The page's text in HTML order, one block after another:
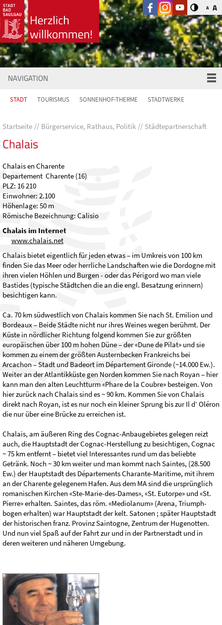
A A
NAVIGATION
STADT TOURISMUS SONNENHOF-THERME STADTWERKE
Startseite Bürgerservice, Rathaus, Politik Städtepartnerschaft
Chalais
Chalais en Charente
Departement Charente (16)
PLZ: 16 210
Einwohner: 2.100
Höhenlage: 50 m
Römische Bezeichnung: Calisio
Chalais im Internet
www.chalais.net
Chalais bietet eigentlich für jeden etwas – im Umkreis von 100 km
finden Sie das Meer oder herrliche Landschaften wie die Dordogne mit
ihren vielen Höhlen und Burgen - oder das Périgord wo man viele
Bastides (typische Städtchen die an die engl. Besatzung erinnern)
besichtigen kann.
Ca. 70 km südwestlich von Chalais kommen Sie nach St. Emilion und
Bordeaux – Beide Städte nicht nur ihres Weines wegen berühmt. Der
Küste in nördlicher Richtung folgend kommen Sie zur größten
europäischen über 100 m hohen Düne – der «Dune de Pilat» und sie
kommen zu einem der größten Austernbecken Frankreichs bei
Arcachon – Stadt und Badeort im Département Gironde (~14.000 Ew.).
Weiter an der Atlantikküste gen Norden kommen Sie nach Royan – hier
kann man den alten Leuchtturm «Phare de la Coubre» besteigen. Von
hier zurück nach Chalais sind es ~ 90 km. Kommen Sie von Chalais
direkt nach Royan, ist es nur noch ein kleiner Sprung bis zur Il d’ Oléron
die nur über eine Brücke zu erreichen ist.
Chalais, am äußeren Ring des Cognac-Anbaugebietes gelegen reizt
auch, die Hauptstadt der Cognac-Herstellung zu besichtigen, Cognac
~ 75 km entfernt – bietet viel Interessantes rund um das beliebte
Getränk. Noch ~ 30 km weiter und man kommt nach Saintes, (28.500
Ew.) der Hauptstadt des Départements Charante-Maritime, mit ihrem
an der Charente gelegenem Hafen. Aus dem MA sind die ursprünglich
romanischen Kirchen «Ste-Marie-des-Dames», «St. Eutorpe» und «St.
Pierre» erhalten. Saintes, das röm. «Mediolanum» (Arena, Triumph-
bogen erhalten) war Hauptstadt der kelt. Satonen ; später Hauptstadt
der historischen franz. Provinz Saintogne, Zentrum der Hugenotten.
Und nun viel Spaß auf der Fahrt zur und in der Partnerstadt und in
deren weiteren und näheren Umgebung.